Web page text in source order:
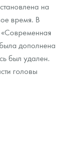
на
время. В
дополнена
был удален.
головы